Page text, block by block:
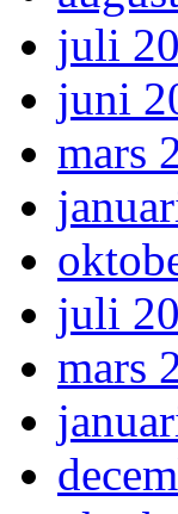
juli
juni
mars
juli
mars